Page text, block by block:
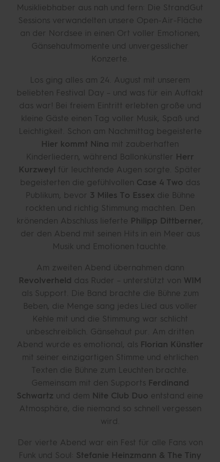
Musikliebhaber aus nah und fern: Die StrandGut
Sessions verwandelten unsere Open-Air-Fläche
an der Nordsee in einen Ort voller Emotionen,
Gänsehautmomente und unvergesslicher
Konzerte.
Los ging alles am 24. August mit unserem
beliebten Festival Day – und was für ein Auftakt
das war! Bei freiem Eintritt erlebten große und
kleine Gäste einen Tag voller Musik, Spaß und
Leichtigkeit. Schon am Nachmittag begeisterte
Hier kommt Nina mit zauberhaften
Kinderliedern, während Ballonkünstler Herr
Kurzweyl für leuchtende Augen sorgte. Später
begeisterten die gefühlvollen Case 4 Two das
Publikum, bevor 3 Miles To Essex die Bühne
rockten und richtig Stimmung machten. Den
krönenden Abschluss lieferte Philipp Dittberner,
der den Abend mit seinen Hits in ein Meer aus
Musik und Emotionen tauchte.
Am zweiten Abend übernahmen dann
Revolverheld das Ruder – unterstützt von WIM
als Support. Die Band brachte die Bühne zum
Beben, die Menge sang jedes Lied aus voller
Kehle mit und die Stimmung war schlicht
unbeschreiblich. Gänsehaut pur. Am dritten
Abend wurde es emotional, als Florian Künstler
mit seiner einzigartigen Stimme und ehrlichen
Texten die Bühne zum Leuchten brachte.
Gemeinsam mit den Supports Ferdinand
Schwartz und dem Nite Club Duo entstand eine
Atmosphäre, die niemand so schnell vergessen
wird.
Der vierte Abend war ein Fest für alle Fans von
Funk und Soul: Stefanie Heinzmann & The Tiny